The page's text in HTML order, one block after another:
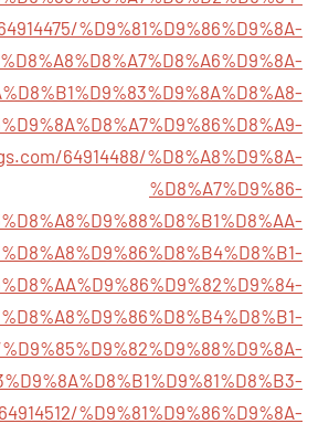
%D9%81%D9%86%D9%8A-
64914488/%D8%A8%D9%8A-
%D8%A7%D9%86-
%D9%81%D9%86%D9%8A-